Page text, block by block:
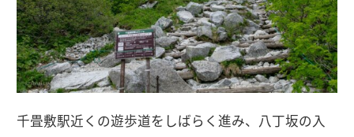
千畳敷駅近くの遊歩道をしばらく進み、八丁坂の入